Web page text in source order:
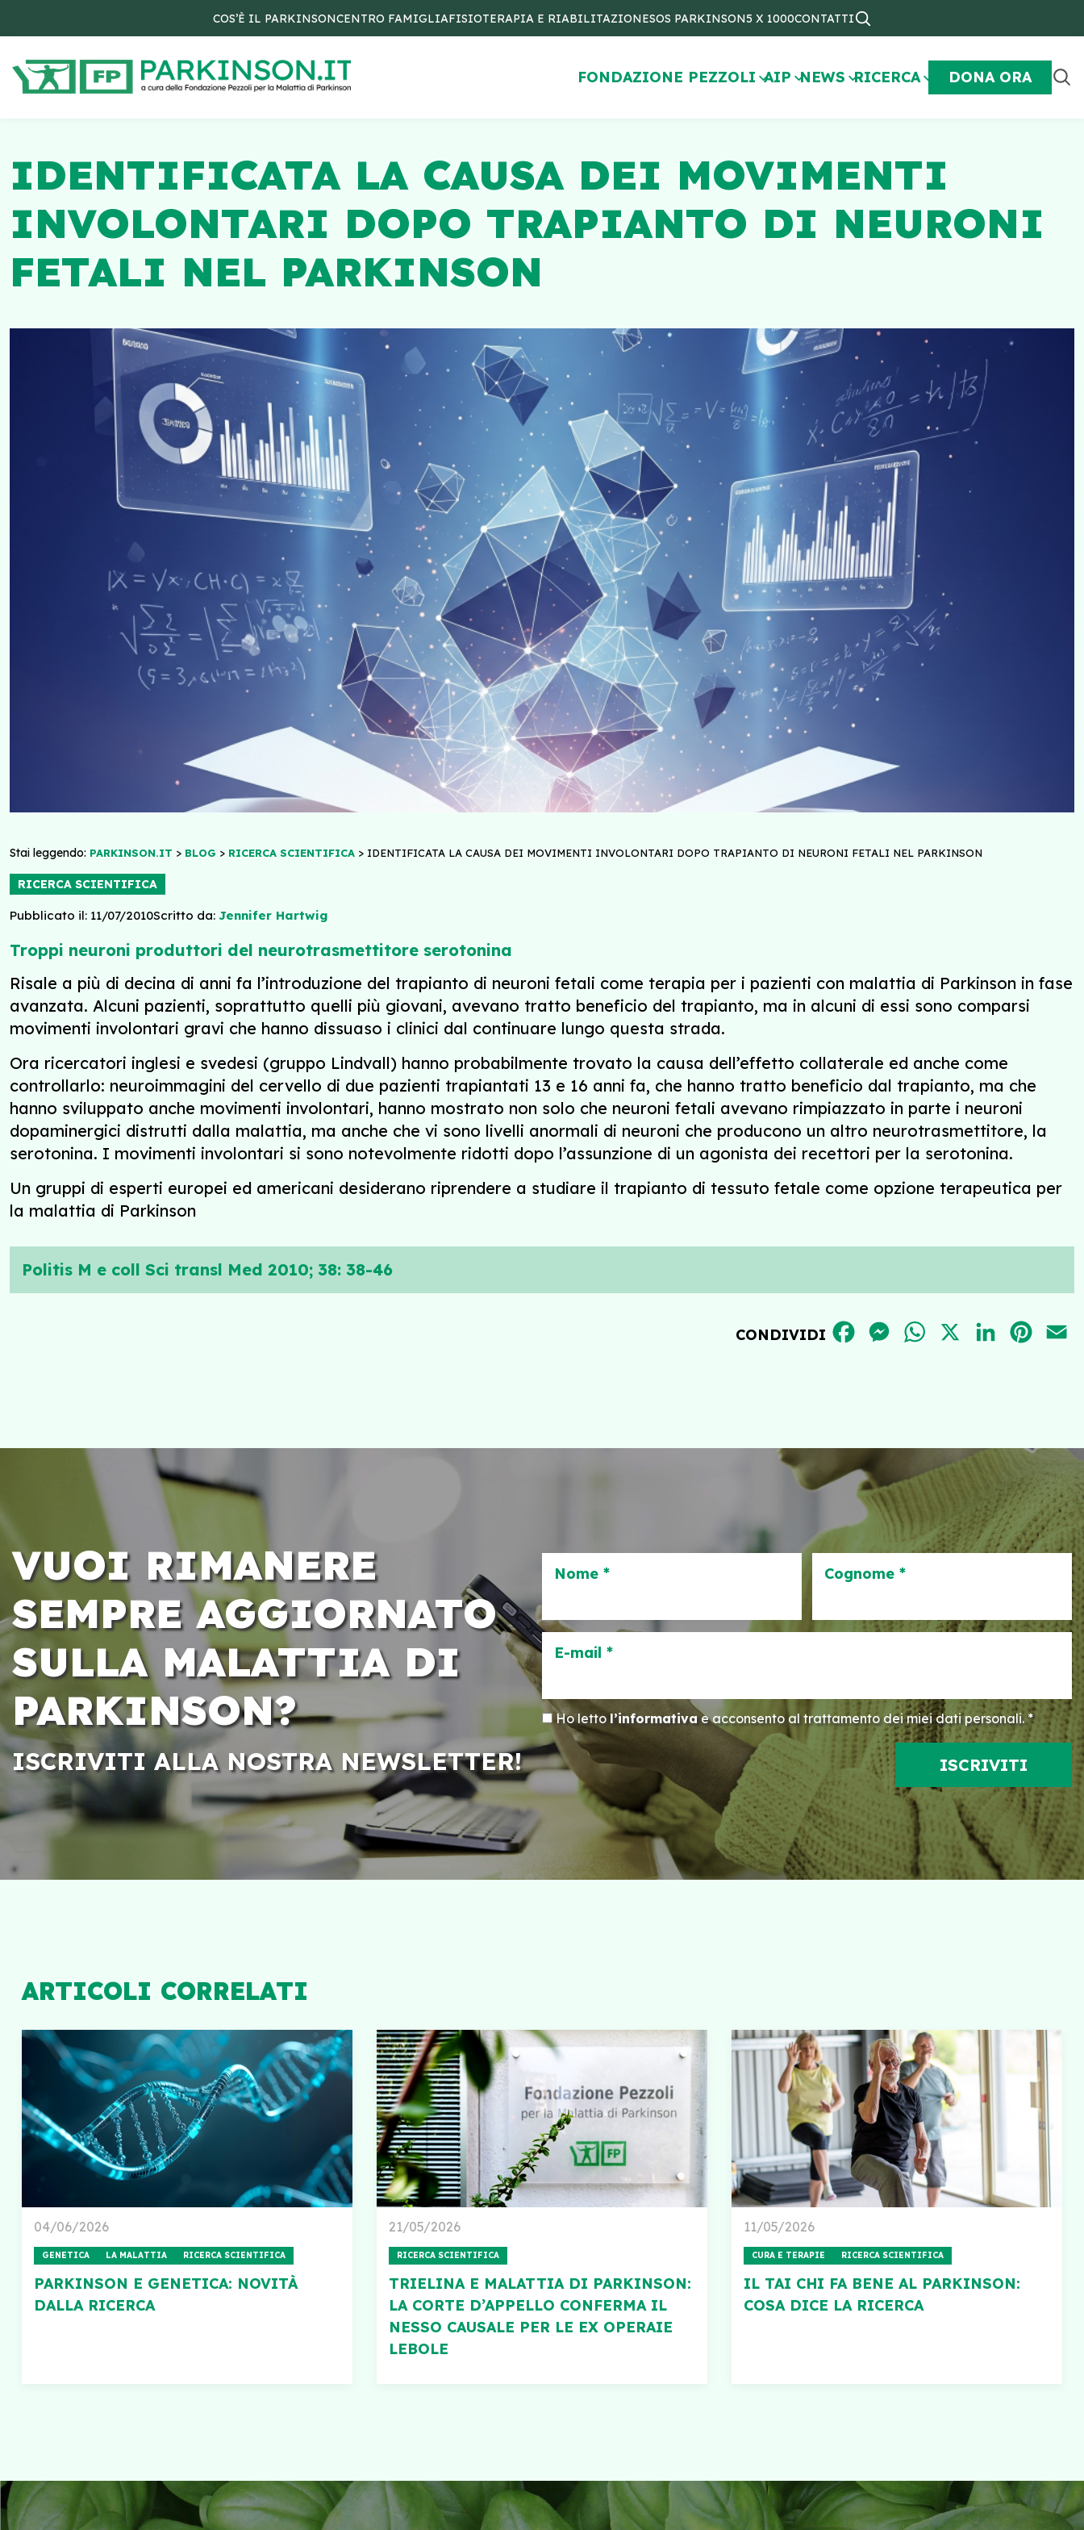
COS’È IL PARKINSONCENTRO FAMIGLIAFISIOTERAPIA E RIABILITAZIONESOS PARKINSON5 X 1000CONTATTI
FONDAZIONE PEZZOLI AIP NEWS RICERCA DONA ORA
IDENTIFICATA LA CAUSA DEI MOVIMENTI
INVOLONTARI DOPO TRAPIANTO DI NEURONI
FETALI NEL PARKINSON
Stai leggendo: PARKINSON.IT > BLOG > RICERCA SCIENTIFICA > IDENTIFICATA LA CAUSA DEI MOVIMENTI INVOLONTARI DOPO TRAPIANTO DI NEURONI FETALI NEL PARKINSON
RICERCA SCIENTIFICA
Pubblicato il: 11/07/2010Scritto da: Jennifer Hartwig
Troppi neuroni produttori del neurotrasmettitore serotonina
Risale a più di decina di anni fa l’introduzione del trapianto di neuroni fetali come terapia per i pazienti con malattia di Parkinson in fase
avanzata. Alcuni pazienti, soprattutto quelli più giovani, avevano tratto beneficio del trapianto, ma in alcuni di essi sono comparsi
movimenti involontari gravi che hanno dissuaso i clinici dal continuare lungo questa strada.
Ora ricercatori inglesi e svedesi (gruppo Lindvall) hanno probabilmente trovato la causa dell’effetto collaterale ed anche come
controllarlo: neuroimmagini del cervello di due pazienti trapiantati 13 e 16 anni fa, che hanno tratto beneficio dal trapianto, ma che
hanno sviluppato anche movimenti involontari, hanno mostrato non solo che neuroni fetali avevano rimpiazzato in parte i neuroni
dopaminergici distrutti dalla malattia, ma anche che vi sono livelli anormali di neuroni che producono un altro neurotrasmettitore, la
serotonina. I movimenti involontari si sono notevolmente ridotti dopo l’assunzione di un agonista dei recettori per la serotonina.
Un gruppi di esperti europei ed americani desiderano riprendere a studiare il trapianto di tessuto fetale come opzione terapeutica per
la malattia di Parkinson
Politis M e coll Sci transl Med 2010; 38: 38-46
CONDIVIDI FACEBOOKMESSENGER
WHATSAPPLINKEDIN
VUOI RIMANERE
SEMPRE AGGIORNATO
SULLA MALATTIA DI
PARKINSON?
ISCRIVITI ALLA NOSTRA NEWSLETTER!
Nome * Cognome *
E-mail *
Ho letto l’informativae acconsento al trattamento dei miei dati personali. *
ARTICOLI CORRELATI
04/06/2026
GENETICA LA MALATTIA RICERCA SCIENTIFICA
PARKINSON E GENETICA: NOVITÀ
DALLA RICERCA
21/05/2026
RICERCA SCIENTIFICA
TRIELINA E MALATTIA DI PARKINSON:
LA CORTE D’APPELLO CONFERMA IL
NESSO CAUSALE PER LE EX OPERAIE
LEBOLE
11/05/2026
CURA E TERAPIE RICERCA SCIENTIFICA
IL TAI CHI FA BENE AL PARKINSON:
COSA DICE LA RICERCA